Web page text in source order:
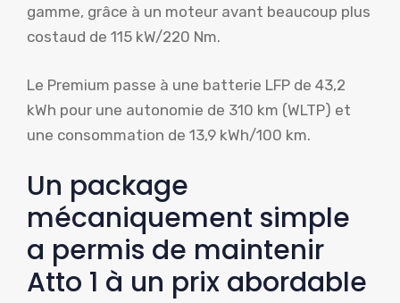
gamme, grâce à un moteur avant beaucoup plus
costaud de 115 kW/220 Nm.
Le Premium passe à une batterie LFP de 43,2
kWh pour une autonomie de 310 km (WLTP) et
une consommation de 13,9 kWh/100 km.
Un package
mécaniquement simple
a permis de maintenir
Atto 1 à un prix abordable